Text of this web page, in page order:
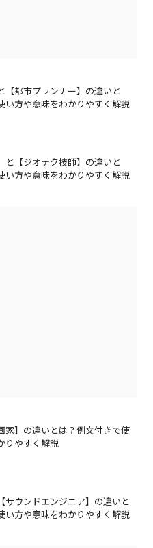
【都市プランナー】の違いと
い方や意味をわかりやすく解説
と【ジオテク技師】の違いと
い方や意味をわかりやすく解説
家】の違いとは？例文付きで使
りやすく解説
サウンドエンジニア】の違いと
い方や意味をわかりやすく解説